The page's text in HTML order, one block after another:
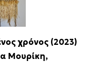
χρόνος (2023)